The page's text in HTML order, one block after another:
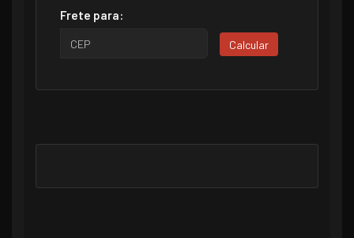
Frete para:
Calcular